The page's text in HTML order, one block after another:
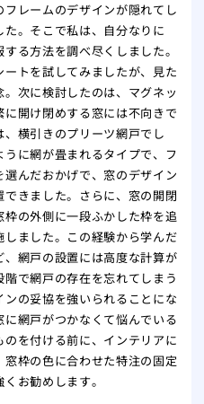
レームのデザインが隠れてし
。そこで私は、自分なりに
る方法を調べ尽くしました。
トを試してみましたが、見た
次に検討したのは、マグネッ
開け閉めする窓には不向きで
横引きのプリーツ網戸でし
に網が畳まれるタイプで、フ
んだおかげで、窓のデザイン
きました。さらに、窓の開閉
の外側に一段ふかした枠を追
ました。この経験から学んだ
網戸の設置には高度な計算が
で網戸の存在を忘れてしまう
の妥協を強いられることにな
網戸がつかなくて悩んでいる
を付ける前に、インテリアに
枠の色に合わせた特注の固定
お勧めします。